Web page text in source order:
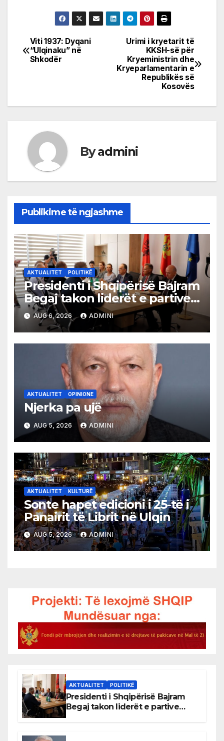
Post
navigation
Urimi i kryetarit të
KKSH-së për
Kryeministrin dhe
Kryeparlamentarin e
Republikës së
Kosovës
Viti 1937: Dyqani
“Ulqinaku” në
Shkodër
Byadmini
Publikime të ngjashme
AKTUALITET POLITIKË
Presidenti i Shqipërisë Bajram
Begaj takon liderët e partive
shqiptare në Ulqin
AUG 6, 2026 ADMINI
AKTUALITET OPINIONE
Njerka pa ujë
AUG 5, 2026 ADMINI
AKTUALITET KULTURË
Sonte hapet edicioni i 25-të i
Panairit të Librit në Ulqin
AUG 5, 2026 ADMINI
AKTUALITET POLITIKË
Presidenti i Shqipërisë Bajram
Begaj takon liderët e partive